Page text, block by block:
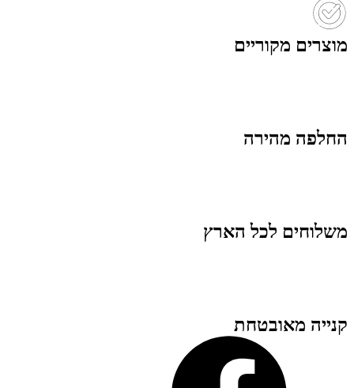
מוצרים מקוריים
החלפה מהירה
משלוחים לכל הארץ
קנייה מאובטחת